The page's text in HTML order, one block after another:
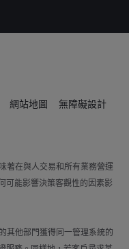
網站地圖 無障礙設計
著在與人交易和所有業務營運
可能影響決策客觀性的因素影
其他部門獲得同一管理系統的